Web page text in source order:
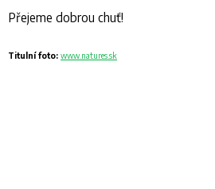
Přejeme dobrou chuť!
Titulní foto: www.natures.sk